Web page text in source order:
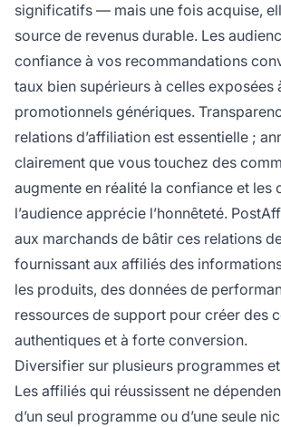
significatifs — mais une fois acquise,
source de revenus durable. Les
confiance à vos recommandations
taux bien supérieurs à celles exposées
promotionnels génériques.
relations d’affiliation est essentielle ;
clairement que vous touchez des
augmente en réalité la confiance et les
l’audience apprécie l’honnêteté.
aux marchands de bâtir ces relations
fournissant aux affiliés des
les produits, des données de
ressources de support pour créer des
authentiques et à forte conversion.
Diversifier sur plusieurs programmes
Les affiliés qui réussissent ne
d’un seul programme ou d’une seule